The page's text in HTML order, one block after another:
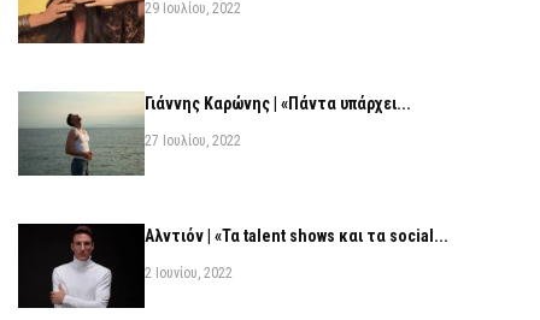
29 Ιουλίου, 2022
Γιάννης Καρώνης | «Πάντα υπάρχει...
27 Ιουλίου, 2022
Αλντιόν | «Τα talent shows και τα social...
2 Ιουνίου, 2022